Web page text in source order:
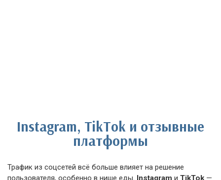
Instagram, TikTok и отзывные
платформы
Трафик из соцсетей всё больше влияет на решение
пользователя, особенно в нише еды. Instagram и TikTok—